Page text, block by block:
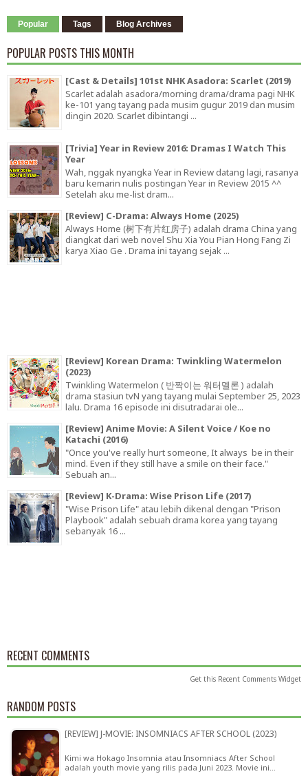
Popular Tags Blog Archives
POPULAR POSTS THIS MONTH
[Cast & Details] 101st NHK Asadora: Scarlet (2019)
Scarlet adalah asadora/morning drama/drama pagi NHK
ke-101 yang tayang pada musim gugur 2019 dan musim
dingin 2020. Scarlet dibintangi ...
[Trivia] Year in Review 2016: Dramas I Watch This
Year
Wah, nggak nyangka Year in Review datang lagi, rasanya
baru kemarin nulis postingan Year in Review 2015 ^^
Setelah aku me-list dram...
[Review] C-Drama: Always Home (2025)
Always Home (树下有片红房子) adalah drama China yang
diangkat dari web novel Shu Xia You Pian Hong Fang Zi
karya Xiao Ge . Drama ini tayang sejak ...
[Review] Korean Drama: Twinkling Watermelon
(2023)
Twinkling Watermelon ( 반짝이는 워터멜론 ) adalah
drama stasiun tvN yang tayang mulai September 25, 2023
lalu. Drama 16 episode ini disutradarai ole...
[Review] Anime Movie: A Silent Voice / Koe no
Katachi (2016)
"Once you've really hurt someone, It always be in their
mind. Even if they still have a smile on their face."
Sebuah an...
[Review] K-Drama: Wise Prison Life (2017)
"Wise Prison Life" atau lebih dikenal dengan "Prison
Playbook" adalah sebuah drama korea yang tayang
sebanyak 16 ...
RECENT COMMENTS
Get this Recent Comments Widget
RANDOM POSTS
[REVIEW] J-MOVIE: INSOMNIACS AFTER SCHOOL (2023)
Kimi wa Hokago Insomnia atau Insomniacs After School
adalah youth movie yang rilis pada Juni 2023. Movie ini…